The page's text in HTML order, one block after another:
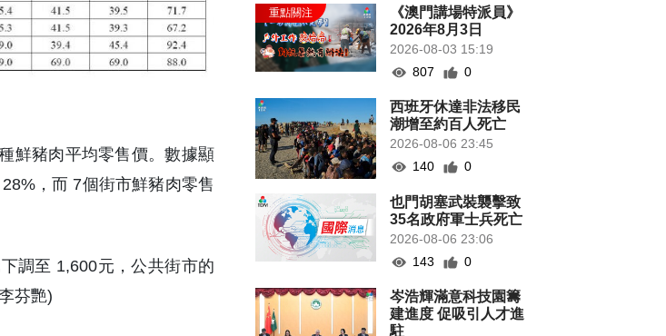
鮮豬肉平均零售價。數據顯
，而 7個街市鮮豬肉零售
調至 1,600元，公共街市的
芬艷)
《澳門講場特派員》
2026年8月3日
2026-08-03 15:19
807
0
西班牙休達非法移民
潮增至約百人死亡
2026-08-06 23:45
140
0
也門胡塞武裝襲擊致
35名政府軍士兵死亡
2026-08-06 23:06
143
0
岑浩輝滿意科技園籌
建進度 促吸引人才進
駐